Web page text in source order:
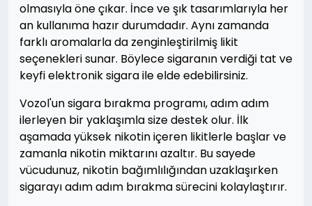
olmasıyla öne çıkar. İnce ve şık tasarımlarıyla her
an kullanıma hazır durumdadır. Aynı zamanda
farklı aromalarla da zenginleştirilmiş likit
seçenekleri sunar. Böylece sigaranın verdiği tat ve
keyfi elektronik sigara ile elde edebilirsiniz.
Vozol'un sigara bırakma programı, adım adım
ilerleyen bir yaklaşımla size destek olur. İlk
aşamada yüksek nikotin içeren likitlerle başlar ve
zamanla nikotin miktarını azaltır. Bu sayede
vücudunuz, nikotin bağımlılığından uzaklaşırken
sigarayı adım adım bırakma sürecini kolaylaştırır.